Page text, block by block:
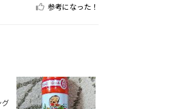
参考になった！
グ